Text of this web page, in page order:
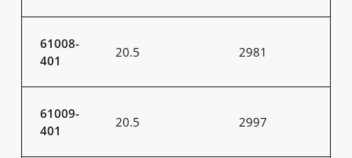
61008-
401
20.5 2981
61009-
401
20.5 2997